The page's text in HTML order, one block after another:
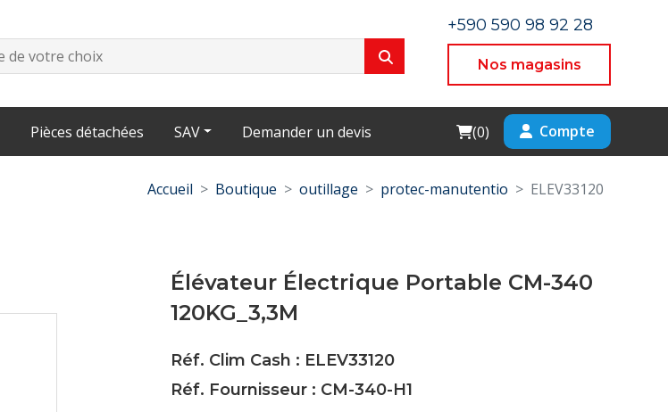
+590 590 98 92 28
Nos magasins
Pièces détachées SAV Demander un devis Cart
(0) Compte
Accueil Boutique outillage protec-manutentio ELEV33120
Élévateur Électrique Portable CM-340
120KG_3,3M
Réf. Clim Cash : ELEV33120
Réf. Fournisseur : CM-340-H1